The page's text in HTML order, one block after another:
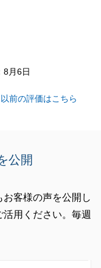
8月6日
前の評価はこちら
公開
客様の声を公開し
用ください。毎週